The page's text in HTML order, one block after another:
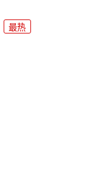
最热